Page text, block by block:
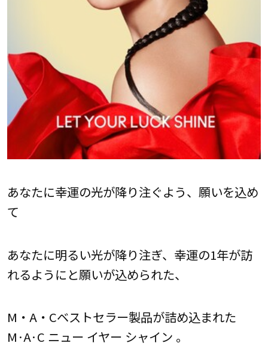
あなたに幸運の光が降り注ぐよう、願いを込め
て
あなたに明るい光が降り注ぎ、幸運の1年が訪
れるようにと願いが込められた、
M・A・Cベストセラー製品が詰め込まれた
M·A·C ニュー イヤー シャイン 。